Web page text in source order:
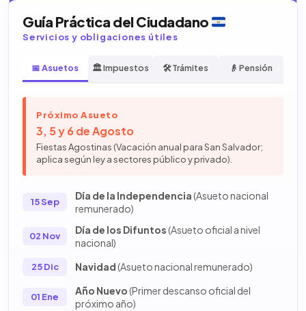
Guía Práctica del Ciudadano
Servicios y obligaciones útiles
📅 Asuetos 🏛️ Impuestos 🛠️ Trámites 👴 Pensión
Próximo Asueto
3, 5 y 6 de Agosto
Fiestas Agostinas (Vacación anual para San Salvador;
aplica según ley a sectores público y privado).
15 Sep
Día de la Independencia(Asueto nacional
remunerado)
02 Nov
Día de los Difuntos(Asueto oficial a nivel
nacional)
25 Dic Navidad(Asueto nacional remunerado)
01 Ene
Año Nuevo(Primer descanso oficial del
próximo año)